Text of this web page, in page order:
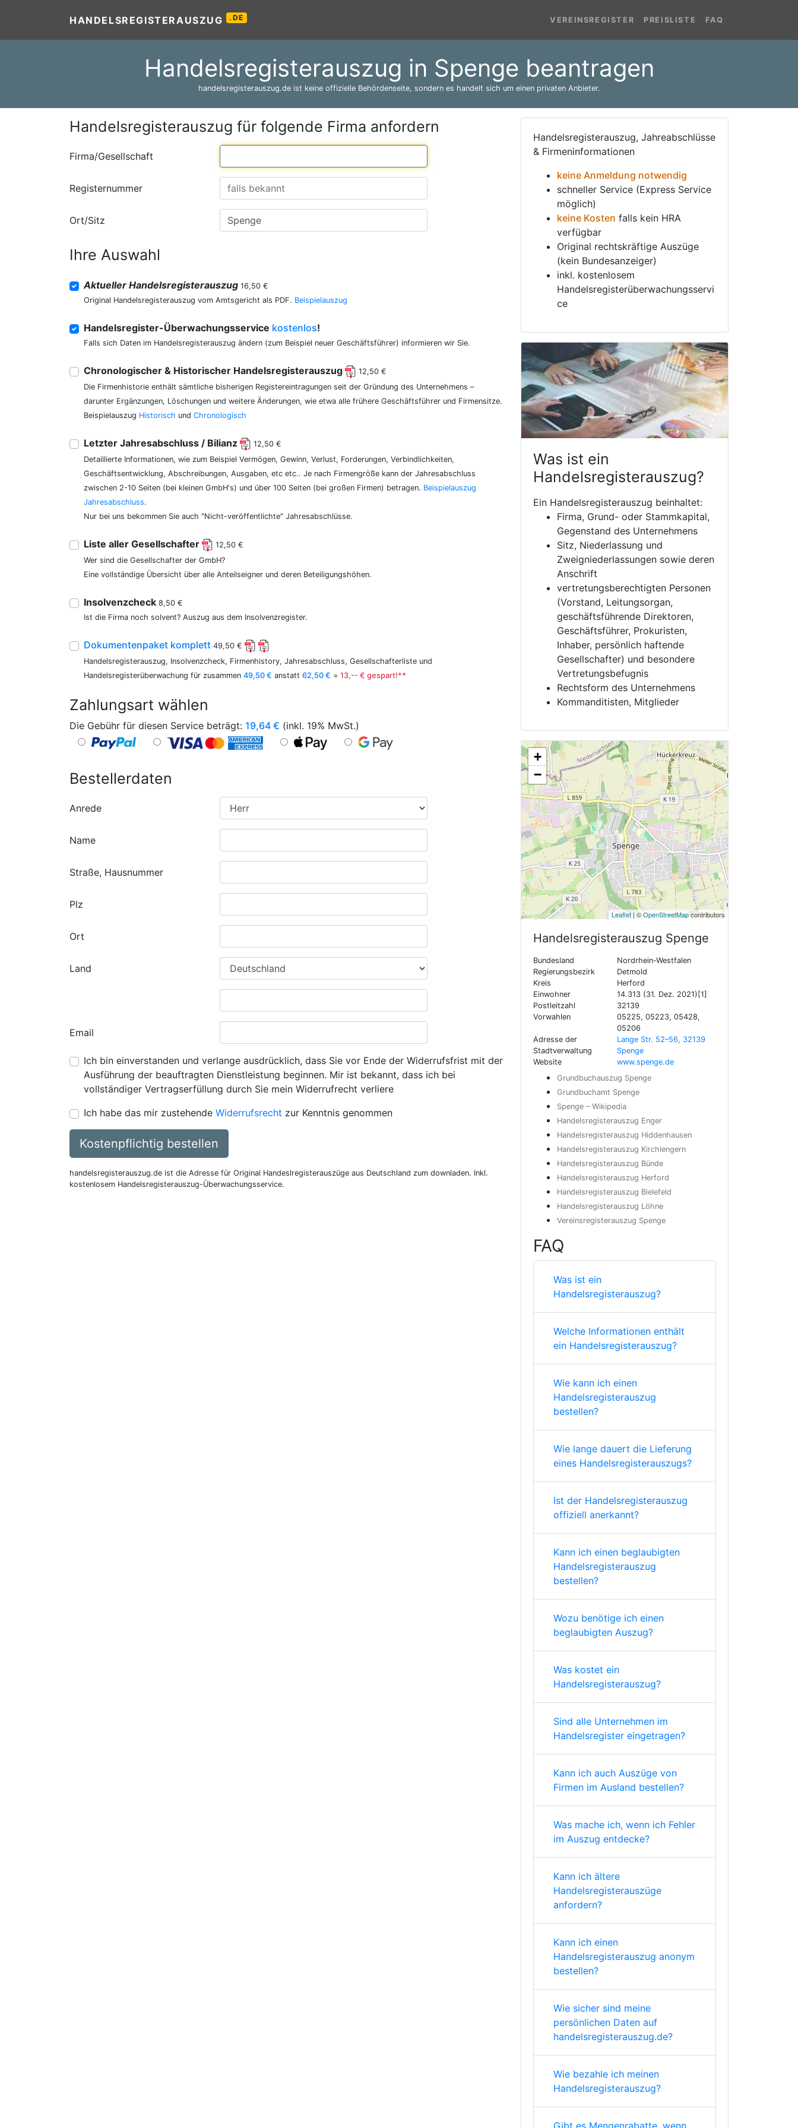
HANDELSREGISTERAUSZUG .DE VEREINSREGISTER PREISLISTE FAQ
Handelsregisterauszug in Spenge beantragen
handelsregisterauszug.de ist keine offizielle Behördenseite, sondern es handelt sich um einen privaten Anbieter.
Handelsregisterauszug für folgende Firma anfordern
Firma/Gesellschaft
Registernummer
Ort/Sitz
Ihre Auswahl
Aktueller Handelsregisterauszug 16,50 €
Original Handelsregisterauszug vom Amtsgericht als PDF. Beispielauszug
Handelsregister-Überwachungsservice kostenlos!
Falls sich Daten im Handelsregisterauszug ändern (zum Beispiel neuer Geschäftsführer) informieren wir Sie.
Chronologischer & Historischer Handelsregisterauszug
12,50 €
Die Firmenhistorie enthält sämtliche bisherigen Registereintragungen seit der Gründung des Unternehmens –
darunter Ergänzungen, Löschungen und weitere Änderungen, wie etwa alle frühere Geschäftsführer und Firmensitze.
Beispielauszug Historisch und Chronologisch
Letzter Jahresabschluss / Bilianz
12,50 €
Detaillierte Informationen, wie zum Beispiel Vermögen, Gewinn, Verlust, Forderungen, Verbindlichkeiten,
Geschäftsentwicklung, Abschreibungen, Ausgaben, etc etc.. Je nach Firmengröße kann der Jahresabschluss
zwischen 2-10 Seiten (bei kleinen GmbH's) und über 100 Seiten (bei großen Firmen) betragen. Beispielauszug
Jahresabschluss.
Nur bei uns bekommen Sie auch "Nicht-veröffentlichte" Jahresabschlüsse.
Liste aller Gesellschafter
12,50 €
Wer sind die Gesellschafter der GmbH?
Eine vollständige Übersicht über alle Anteilseigner und deren Beteiligungshöhen.
Insolvenzcheck 8,50 €
Ist die Firma noch solvent? Auszug aus dem Insolvenzregister.
Dokumentenpaket komplett 49,50 €
Handelsregisterauszug, Insolvenzcheck, Firmenhistory, Jahresabschluss, Gesellschafterliste und
Handelsregisterüberwachung für zusammen 49,50 € anstatt 62,50 € = 13,-- € gespart!**
Zahlungsart wählen
Die Gebühr für diesen Service beträgt: 19,64 € (inkl. 19% MwSt.)
Bestellerdaten
Anrede
Name
Straße, Hausnummer
Plz
Ort
Land
Email
Ich bin einverstanden und verlange ausdrücklich, dass Sie vor Ende der Widerrufsfrist mit der
Ausführung der beauftragten Dienstleistung beginnen. Mir ist bekannt, dass ich bei
vollständiger Vertragserfüllung durch Sie mein Widerrufrecht verliere
Ich habe das mir zustehende Widerrufsrecht zur Kenntnis genommen
Kostenpflichtig bestellen
handelsregisterauszug.de ist die Adresse für Original Handeslregisterauszüge aus Deutschland zum downladen. Inkl.
kostenlosem Handelsregisterauszug-Überwachungsservice.
Handelsregisterauszug, Jahreabschlüsse
& Firmeninformationen
keine Anmeldung notwendig
schneller Service (Express Service
möglich)
keine Kosten falls kein HRA
verfügbar
Original rechtskräftige Auszüge
(kein Bundesanzeiger)
inkl. kostenlosem
Handelsregisterüberwachungsservi
ce
Was ist ein
Handelsregisterauszug?
Ein Handelsregisterauszug beinhaltet:
Firma, Grund- oder Stammkapital,
Gegenstand des Unternehmens
Sitz, Niederlassung und
Zweigniederlassungen sowie deren
Anschrift
vertretungsberechtigten Personen
(Vorstand, Leitungsorgan,
geschäftsführende Direktoren,
Geschäftsführer, Prokuristen,
Inhaber, persönlich haftende
Gesellschafter) und besondere
Vertretungsbefugnis
Rechtsform des Unternehmens
Kommanditisten, Mitglieder
+
−
Leaflet| ©OpenStreetMapcontributors
Handelsregisterauszug Spenge
Bundesland
Nordrhein-Westfalen
Regierungsbezirk
Detmold
Kreis
Herford
Einwohner
14.313 (31. Dez. 2021)[1]
Postleitzahl
32139
Vorwahlen
05225, 05223, 05428,
05206
Adresse der
Stadtverwaltung
Lange Str. 52–56, 32139
Spenge
Website
www.spenge.de
Grundbuchauszug Spenge
Grundbuchamt Spenge
Spenge – Wikipedia
Handelsregisterauszug Enger
Handelsregisterauszug Hiddenhausen
Handelsregisterauszug Kirchlengern
Handelsregisterauszug Bünde
Handelsregisterauszug Herford
Handelsregisterauszug Bielefeld
Handelsregisterauszug Löhne
Vereinsregisterauszug Spenge
FAQ
Was ist ein
Handelsregisterauszug?
Welche Informationen enthält
ein Handelsregisterauszug?
Wie kann ich einen
Handelsregisterauszug
bestellen?
Wie lange dauert die Lieferung
eines Handelsregisterauszugs?
Ist der Handelsregisterauszug
offiziell anerkannt?
Kann ich einen beglaubigten
Handelsregisterauszug
bestellen?
Wozu benötige ich einen
beglaubigten Auszug?
Was kostet ein
Handelsregisterauszug?
Sind alle Unternehmen im
Handelsregister eingetragen?
Kann ich auch Auszüge von
Firmen im Ausland bestellen?
Was mache ich, wenn ich Fehler
im Auszug entdecke?
Kann ich ältere
Handelsregisterauszüge
anfordern?
Kann ich einen
Handelsregisterauszug anonym
bestellen?
Wie sicher sind meine
persönlichen Daten auf
handelsregisterauszug.de?
Wie bezahle ich meinen
Handelsregisterauszug?